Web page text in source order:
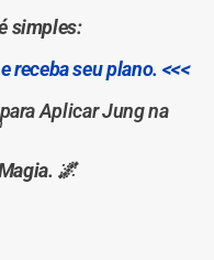
simples:
receba seu plano. <<<
Aplicar Jung na
🌌